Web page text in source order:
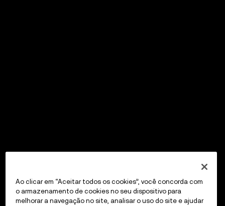
Ao clicar em “Aceitar todos os cookies”, você concorda com
o armazenamento de cookies no seu dispositivo para
melhorar a navegação no site, analisar o uso do site e ajudar